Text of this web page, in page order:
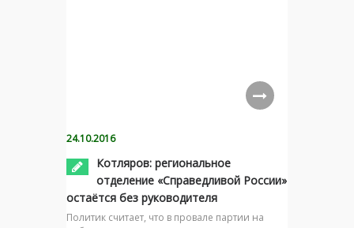
24.10.2016
Котляров: региональное
отделение «Справедливой России»
остаётся без руководителя
Политик считает, что в провале партии на